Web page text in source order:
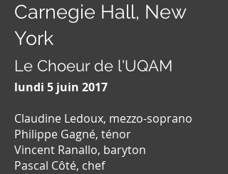
Carnegie Hall, New
York
Le Choeur de l'UQAM
lundi 5 juin 2017
Claudine Ledoux, mezzo-soprano
Philippe Gagné, ténor
Vincent Ranallo, baryton
Pascal Côté, chef